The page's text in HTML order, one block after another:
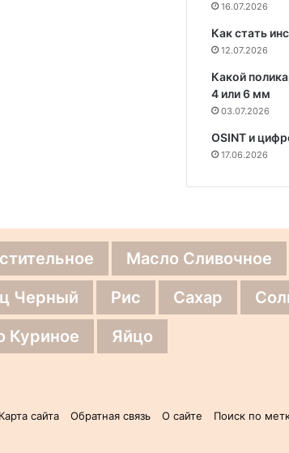
16.07.2026
Как стать
12.07.2026
Какой
4 или 6 мм
03.07.2026
OSINT и
17.06.2026
Масло Сливочное
Черный Рис Сахар
Куриное Яйцо
Карта сайта Обратная связь О сайте Поиск по